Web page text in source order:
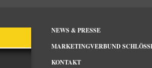
NEWS & PRESSE
MARKETINGVERBUND
KONTAKT